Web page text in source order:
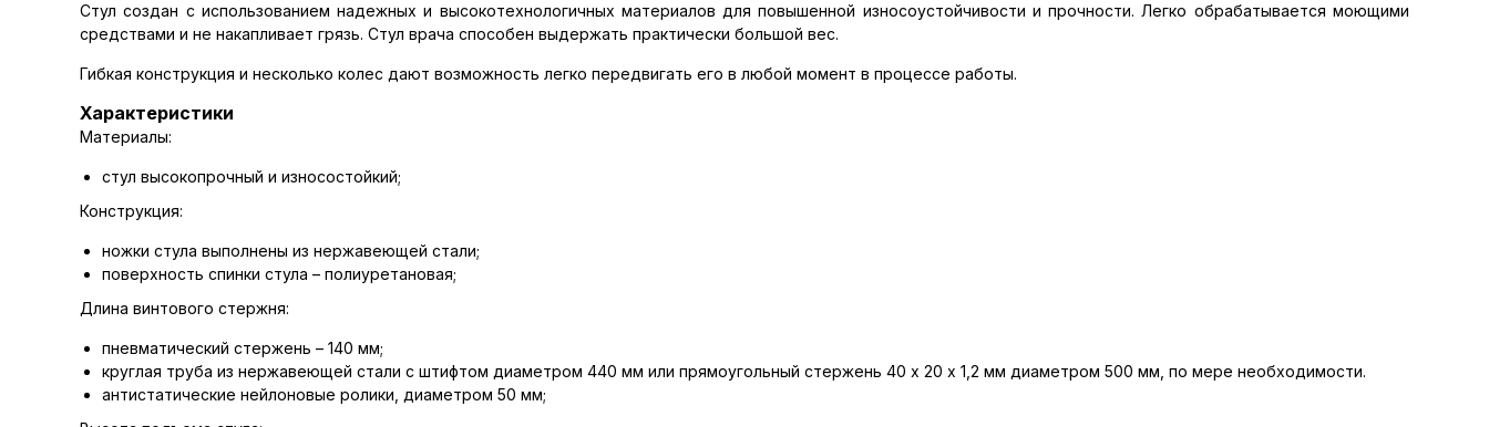
Стул создан с использованием надежных и высокотехнологичных материалов для повышенной износоустойчивости и прочности. Легко обрабатывается моющими
средствами и не накапливает грязь. Стул врача способен выдержать практически большой вес.
Гибкая конструкция и несколько колес дают возможность легко передвигать его в любой момент в процессе работы.
Характеристики
Материалы:
стул высокопрочный и износостойкий;
Конструкция:
ножки стула выполнены из нержавеющей стали;
поверхность спинки стула – полиуретановая;
Длина винтового стержня:
пневматический стержень – 140 мм;
круглая труба из нержавеющей стали с штифтом диаметром 440 мм или прямоугольный стержень 40 х 20 х 1,2 мм диаметром 500 мм, по мере необходимости.
антистатические нейлоновые ролики, диаметром 50 мм;